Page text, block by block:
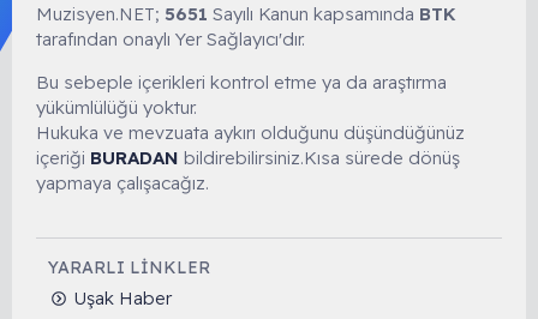
Muzisyen.NET; 5651 Sayılı Kanun kapsamında BTK
tarafından onaylı Yer Sağlayıcı'dır.
Bu sebeple içerikleri kontrol etme ya da araştırma
yükümlülüğü yoktur.
Hukuka ve mevzuata aykırı olduğunu düşündüğünüz
içeriği BURADAN bildirebilirsiniz.Kısa sürede dönüş
yapmaya çalışacağız.
YARARLI LINKLER
Uşak Haber